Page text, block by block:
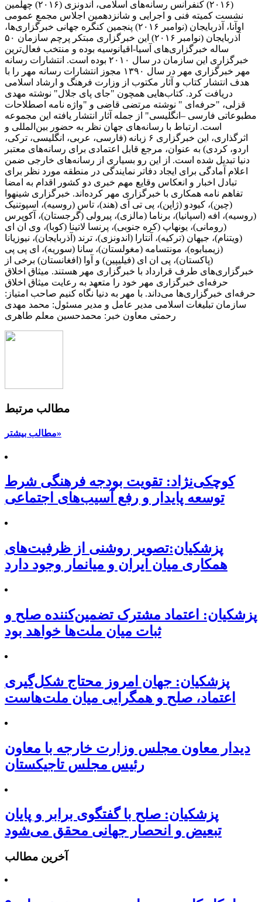
(۲۰۱۶) کنفرانس رسانه‌های اسلامی، اندونزی (۲۰۱۶) چهلمین
نشست کمیته فنی و اجرایی و شانزدهمین اجلاس مجمع عمومی
اوآنا، آذربایجان (نوامبر ۲۰۱۶) پنجمین کنگره جهانی خبرگزاری‌ها،
آذربایجان (نوامبر ۲۰۱۶) این خبرگزاری مبتکر پرچم سازمان ۵۰
ساله خبرگزاری‌های آسیا-اقیانوسیه بوده و منتخب فعال‌ترین
خبرگزاری این سازمان در سال ۲۰۱۰ بوده است. انتشارات رسانه
مهر خبرگزاری مهر در سال ۱۳۹۰ مجوز انتشارات رسانه مهر را با
هدف انتشار کتاب و آثار مکتوب از وزارت فرهنگ و ارشاد اسلامی
دریافت کرد. کتاب‌هایی همچون "جای پای جلال" نوشته مهدی
قزلی، "حرفه‌ای " نوشته مرتضی قاضی و "واژه نامه اصطلاحات
مطبوعاتی فارسی –انگلیسی" از جمله آثار انتشار یافته این مجموعه
است. ارتباط با رسانه‌های جهان نظر به حضور بین‌المللی و
اثرگذاری، این خبرگزاری ۶ زبانه (فارسی، عربی، انگلیسی، ترکی،
اردو، کردی) به عنوان، مرجع قابل اعتمادی برای رسانه‌های معتبر
دنیا تبدیل شده است. از این رو بسیاری از رسانه‌های خارجی ضمن
اعلام آمادگی برای ایجاد دفاتر نمایندگی در منطقه مورد نظر برای
تبادل اخبار و انعکاس وقایع مهم خبری دو کشور اقدام به امضا
تفاهم نامه همکاری با خبرگزاری مهر کرده‌اند. خبرگزاری شینهوا
(چین)، کیودو (ژاپن)، پی تی آی (هند)، تاس (روسیه)، اسپوتنیک
(روسیه)، افه (اسپانیا)، برناما (مالزی)، پیرولی (گرجستان)، آکوپرس
(رومانی)، یونهاپ (کره جنوبی)، پرنسا لاتینا (کوبا)، وی ان ای
(ویتنام)، جیهان (ترکیه)، آنتارا (اندونزی)، ترند (آذربایجان)، نیوزیانا
(زیمبابوه)، مونتسامه (مغولستان)، سانا (سوریه)، ای پی پی
(پاکستان)، پی ان ای (فیلیپین) و آوا (افغانستان) برخی از
خبرگزاری‌های طرف قرارداد با خبرگزاری مهر هستند. میثاق اخلاق
حرفه‌ای خبرگزاری مهر خود را متعهد به رعایت میثاق اخلاق
حرفه‌ای خبرگزاری‌ها می‌داند. با مهر به دنیا نگاه کنیم صاحب امتیاز:
سازمان تبلیغات اسلامی مدیر عامل و مدیر مسئول: محمد مهدی
رحمتی معاون خبر: محمدحسین معلم طاهری
مطالب مرتبط
مطالب بیشتر»
کوچکی‌نژاد: تقویت بودجه فرهنگی شرط
توسعه پایدار و رفع آسیب‌های اجتماعی
پزشکیان:تصویر روشنی از ظرفیت‌های
همکاری میان ایران و میانمار وجود دارد
پزشکیان: اعتماد مشترک تضمین‌کننده صلح و
ثبات میان ملت‌ها خواهد بود
پزشکیان: جهان امروز محتاج شکل‌گیری
اعتماد، صلح و همگرایی میان ملت‌هاست
دیدار معاون مجلس وزارت خارجه با معاون
رئیس مجلس تاجیکستان
پزشکیان: صلح با گفتگوی برابر و پایان
تبعیض و انحصار جهانی محقق می‌شود
آخرین مطالب